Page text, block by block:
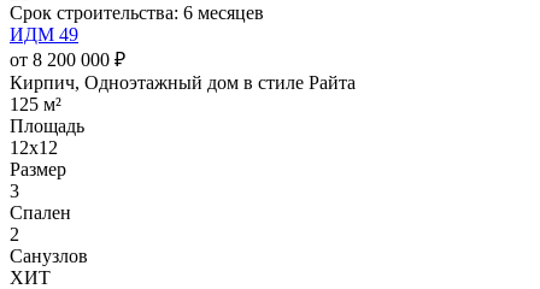
Срок строительства: 6 месяцев
ИДМ 49
от 8 200 000 ₽
Кирпич, Одноэтажный дом в стиле Райта
125 м²
Площадь
12х12
Размер
3
Спален
2
Санузлов
ХИТ